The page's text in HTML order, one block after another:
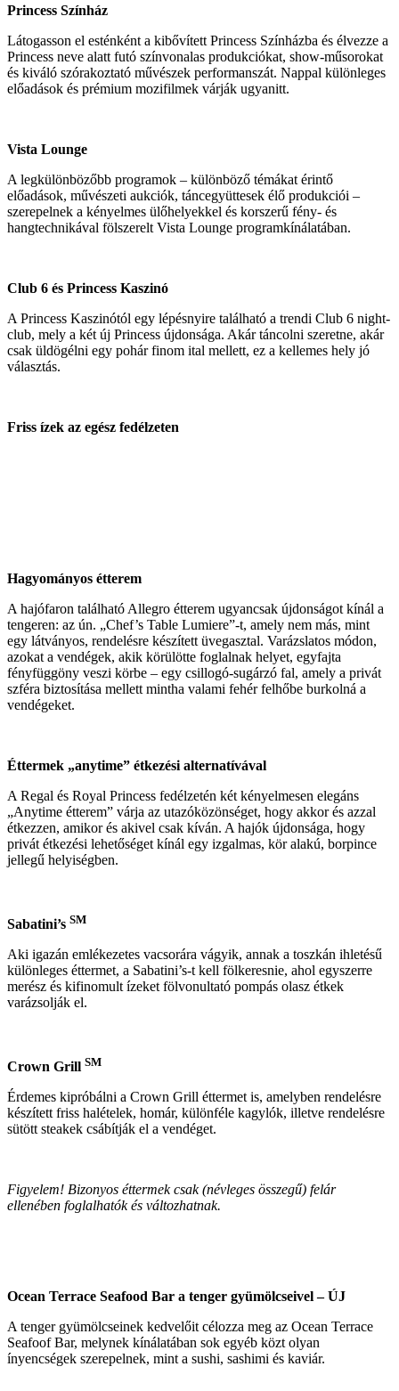
Princess Színház
Látogasson el esténként a kibővített Princess Színházba és élvezze a
Princess neve alatt futó színvonalas produkciókat, show-műsorokat
és kiváló szórakoztató művészek performanszát. Nappal különleges
előadások és prémium mozifilmek várják ugyanitt.
Vista Lounge
A legkülönbözőbb programok – különböző témákat érintő
előadások, művészeti aukciók, táncegyüttesek élő produkciói –
szerepelnek a kényelmes ülőhelyekkel és korszerű fény- és
hangtechnikával fölszerelt Vista Lounge programkínálatában.
Club 6 és Princess Kaszinó
A Princess Kaszinótól egy lépésnyire található a trendi Club 6 night-
club, mely a két új Princess újdonsága. Akár táncolni szeretne, akár
csak üldögélni egy pohár finom ital mellett, ez a kellemes hely jó
választás.
Friss ízek az egész fedélzeten
Hagyományos étterem
A hajófaron található Allegro étterem ugyancsak újdonságot kínál a
tengeren: az ún. „Chef’s Table Lumiere”-t, amely nem más, mint
egy látványos, rendelésre készített üvegasztal. Varázslatos módon,
azokat a vendégek, akik körülötte foglalnak helyet, egyfajta
fényfüggöny veszi körbe – egy csillogó-sugárzó fal, amely a privát
szféra biztosítása mellett mintha valami fehér felhőbe burkolná a
vendégeket.
Éttermek „anytime” étkezési alternatívával
A Regal és Royal Princess fedélzetén két kényelmesen elegáns
„Anytime étterem” várja az utazóközönséget, hogy akkor és azzal
étkezzen, amikor és akivel csak kíván. A hajók újdonsága, hogy
privát étkezési lehetőséget kínál egy izgalmas, kör alakú, borpince
jellegű helyiségben.
Sabatini’s SM
Aki igazán emlékezetes vacsorára vágyik, annak a toszkán ihletésű
különleges éttermet, a Sabatini’s-t kell fölkeresnie, ahol egyszerre
merész és kifinomult ízeket fölvonultató pompás olasz étkek
varázsolják el.
Crown Grill SM
Érdemes kipróbálni a Crown Grill éttermet is, amelyben rendelésre
készített friss halételek, homár, különféle kagylók, illetve rendelésre
sütött steakek csábítják el a vendéget.
Figyelem! Bizonyos éttermek csak (névleges összegű) felár
ellenében foglalhatók és változhatnak.
Ocean Terrace Seafood Bar a tenger gyümölcseivel – ÚJ
A tenger gyümölcseinek kedvelőit célozza meg az Ocean Terrace
Seafoof Bar, melynek kínálatában sok egyéb közt olyan
ínyencségek szerepelnek, mint a sushi, sashimi és kaviár.